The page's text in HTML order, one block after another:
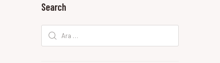
Search
Arama: